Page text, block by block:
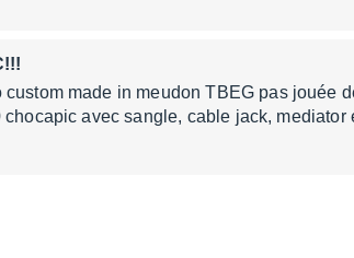
made in meudon TBEG pas jouée
avec sangle, cable jack,